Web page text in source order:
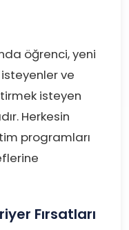
öğrenci, yeni
ve
isteyen
Herkesin
programları
Fırsatları